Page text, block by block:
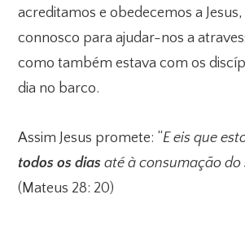
acreditamos e obedecemos a Jesus,
connosco para ajudar-nos a
como também estava com os
dia no barco.
Assim Jesus promete: “E eis que
todos os dias até à consumação do
(Mateus 28: 20)